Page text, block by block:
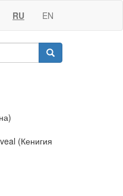
RU EN
(Кенигия